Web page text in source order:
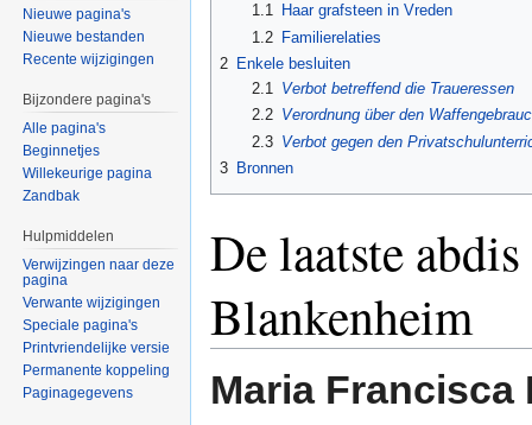
1.1
Haar grafsteen in Vreden
1.2 Familierelaties
2 Enkele besluiten
2.1 Verbot betreffend die Traueressen
2.2 Verordnung über den
2.3 Verbot gegen den
3 Bronnen
De laatste
Blankenheim
Maria Francisca
Nieuwe pagina's
Nieuwe bestanden
Recente wijzigingen
Bijzondere pagina's
Alle pagina's
Beginnetjes
Willekeurige pagina
Zandbak
Hulpmiddelen
Verwijzingen naar deze
pagina
Verwante wijzigingen
Speciale pagina's
Printvriendelijke versie
Permanente koppeling
Paginagegevens